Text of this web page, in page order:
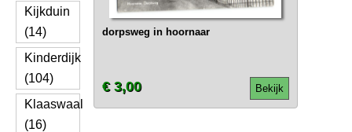
Kijkduin
(14)
Kinderdijk
(104)
Klaaswaal
(16)
dorpsweg in hoornaar
Bekijk
€ 3,00